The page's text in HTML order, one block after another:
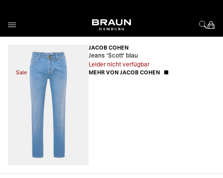
Sale
JACOB COHEN
Jeans 'Scott' blau
Leider nicht verfügbar
MEHR VON JACOB COHEN